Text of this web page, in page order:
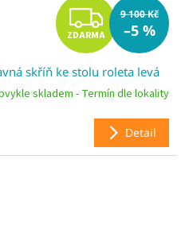
Z
D
A
R
M
ZDARMA
9 100 Kč
–5 %
skříň ke stolu roleta levá
skladem - Termín dle lokality
Detail